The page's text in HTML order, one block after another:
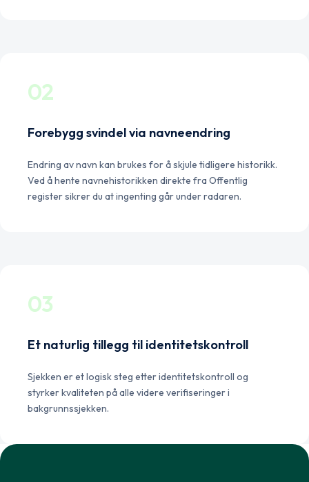
02
Forebygg svindel via navneendring
Endring av navn kan brukes for å skjule tidligere historikk.
Ved å hente navnehistorikken direkte fra Offentlig
register sikrer du at ingenting går under radaren.
03
Et naturlig tillegg til identitetskontroll
Sjekken er et logisk steg etter identitetskontroll og
styrker kvaliteten på alle videre verifiseringer i
bakgrunnssjekken.